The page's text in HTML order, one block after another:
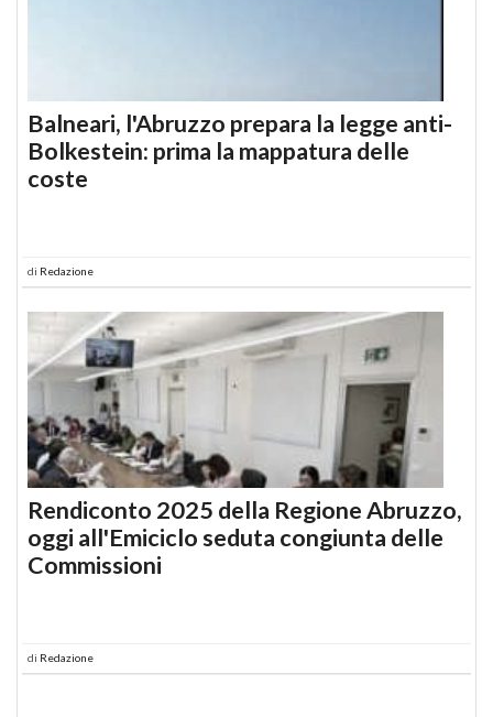
Balneari, l'Abruzzo prepara la legge anti-
Bolkestein: prima la mappatura delle
coste
di Redazione
Rendiconto 2025 della Regione Abruzzo,
oggi all'Emiciclo seduta congiunta delle
Commissioni
di Redazione